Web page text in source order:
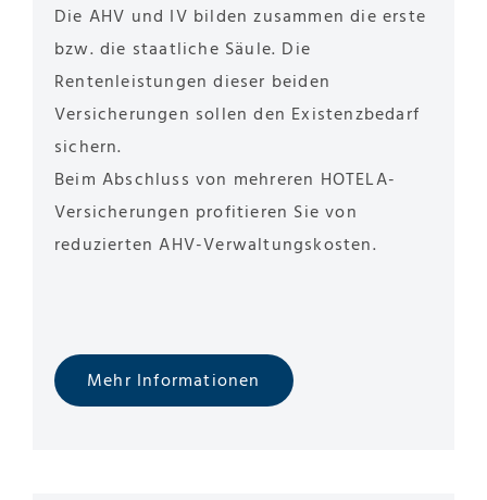
Die AHV und IV bilden zusammen die erste
bzw. die staatliche Säule. Die
Rentenleistungen dieser beiden
Versicherungen sollen den Existenzbedarf
sichern.
Beim Abschluss von mehreren HOTELA-
Versicherungen profitieren Sie von
reduzierten AHV-Verwaltungskosten.
Mehr Informationen